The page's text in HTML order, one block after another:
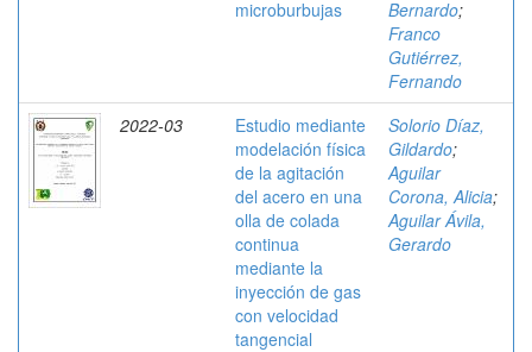
microburbujas
Bernardo;
Franco
Gutiérrez,
Fernando
2022-03
Estudio mediante
modelación física
de la agitación
del acero en una
olla de colada
continua
mediante la
inyección de gas
con velocidad
tangencial
Solorio Díaz,
Gildardo;
Aguilar
Corona, Alicia;
Aguilar Ávila,
Gerardo